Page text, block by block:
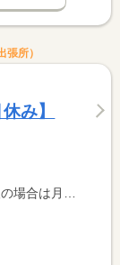
所）
み】
を表示しています。